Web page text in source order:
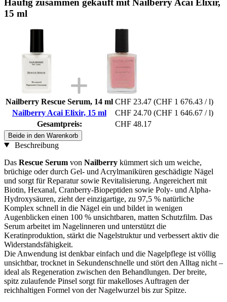
Häufig zusammen gekauft mit Nailberry Acai Elixir,
15 ml
Nailberry Rescue Serum, 14 ml CHF 23.47 (CHF 1 676.43 / l)
Nailberry Acai Elixir, 15 ml
CHF 24.70 (CHF 1 646.67 / l)
Gesamtpreis:
CHF 48.17
Beide in den Warenkorb
Beschreibung
Das Rescue Serum von Nailberry kümmert sich um weiche,
brüchige oder durch Gel- und Acrylmaniküren geschädigte Nägel
und sorgt für Reparatur sowie Revitalisierung. Angereichert mit
Biotin, Hexanal, Cranberry-Biopeptiden sowie Poly- und Alpha-
Hydroxysäuren, zieht der einzigartige, zu 97,5 % natürliche
Komplex schnell in die Nägel ein und bildet in wenigen
Augenblicken einen 100 % unsichtbaren, matten Schutzfilm. Das
Serum arbeitet im Nagelinneren und unterstützt die
Keratinproduktion, stärkt die Nagelstruktur und verbessert aktiv die
Widerstandsfähigkeit.
Die Anwendung ist denkbar einfach und die Nagelpflege ist völlig
unsichtbar, trocknet in Sekundenschnelle und stört den Alltag nicht –
ideal als Regeneration zwischen den Behandlungen. Der breite,
spitz zulaufende Pinsel sorgt für makelloses Auftragen der
reichhaltigen Formel von der Nagelwurzel bis zur Spitze.